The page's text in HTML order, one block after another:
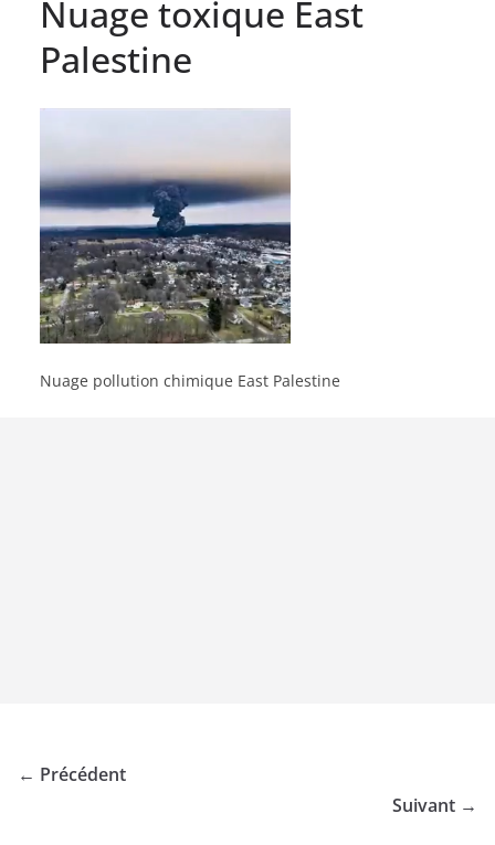
Nuage toxique East
Palestine
Nuage pollution chimique East Palestine
← Précédent
Suivant →